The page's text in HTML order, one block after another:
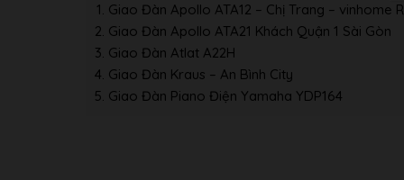
Giao Đàn Apollo ATA12 – Chị Trang – vinhome
Giao Đàn Apollo ATA21 Khách Quận 1 Sài Gòn
Giao Đàn Atlat A22H
Giao Đàn Kraus – An Bình City
Giao Đàn Piano Điện Yamaha YDP164